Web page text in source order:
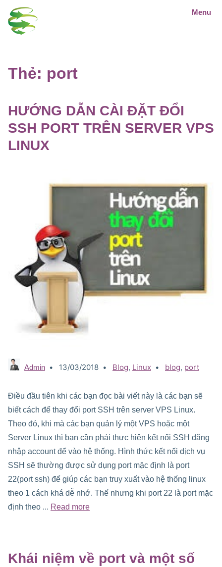
Menu
Thẻ: port
HƯỚNG DẪN CÀI ĐẶT ĐỔI
SSH PORT TRÊN SERVER VPS
LINUX
Admin 13/03/2018 Categories:
Blog, Linux Tags:
blog, port
Điều đầu tiên khi các bạn đọc bài viết này là các bạn sẽ
biết cách để thay đổi port SSH trên server VPS Linux.
Theo đó, khi mà các bạn quản lý một VPS hoặc một
Server Linux thì bạn cần phải thực hiện kết nối SSH đăng
nhập account để vào hệ thống. Hình thức kết nối dịch vụ
SSH sẽ thường được sử dụng port mặc định là port
22(port ssh) để giúp các bạn truy xuất vào hệ thống linux
theo 1 cách khá dễ nhớ. Thế nhưng khi port 22 là port mặc
định theo ... Read more
Khái niệm về port và một số